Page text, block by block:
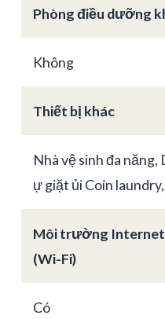
Phòng điều dưỡng
Không
Thiết bị khác
Nhà vệ sinh đa năng,
ự giặt ủi Coin
Môi trường Internet
(Wi-Fi)
Có